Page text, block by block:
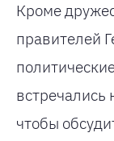
Кроме
правителей
встречались
чтобы